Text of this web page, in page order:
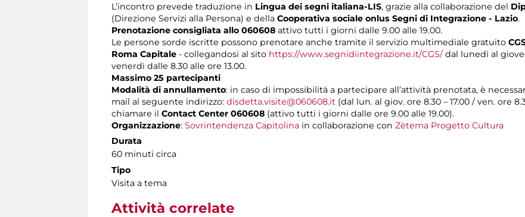
L’incontro prevede traduzione in Lingua dei segni italiana-LIS, grazie alla collaborazione del
(Direzione Servizi alla Persona) e della Cooperativa sociale onlus Segni di Integrazione - Lazio.
Prenotazione consigliata allo 060608 attivo tutti i giorni dalle 9.00 alle 19.00.
Le persone sorde iscritte possono prenotare anche tramite il servizio multimediale gratuito
Roma Capitale - collegandosi al sito https://www.segnidiintegrazione.it/CGS/dal lunedì al
venerdì dalle 8.30 alle ore 13.00.
Massimo 25 partecipanti
Modalità di annullamento: in caso di impossibilità a partecipare all’attività prenotata, è
mail al seguente indirizzo: disdetta.visite@060608.it (dal lun. al giov. ore 8.30 – 17.00 / ven. ore
chiamare il Contact Center 060608 (attivo tutti i giorni dalle ore 9.00 alle 19.00).
Organizzazione: Sovrintendenza Capitolina in collaborazione con Zètema Progetto Cultura
Durata
60 minuti circa
Tipo
Visita a tema
Attività correlate